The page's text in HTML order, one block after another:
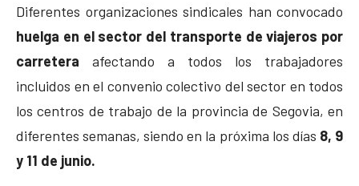
Diferentes organizaciones sindicales han convocado
huelga en el sector del transporte de viajeros por
carretera afectando a todos los trabajadores
incluidos en el convenio colectivo del sector en todos
los centros de trabajo de la provincia de Segovia, en
diferentes semanas, siendo en la próxima los días 8, 9
y 11 de junio.